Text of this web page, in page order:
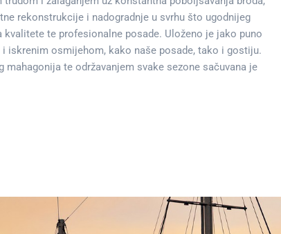
rekonstrukcije i nadogradnje u svrhu što ugodnijeg
te profesionalne posade. Uloženo je jako puno
iskrenim osmijehom, kako naše posade, tako i gostiju.
te održavanjem svake sezone sačuvana je